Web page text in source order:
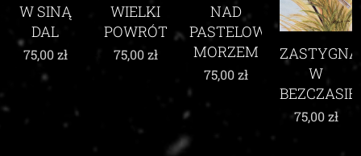
W SINĄ
DAL
75,00zł
WIELKI
POWRÓT
75,00zł
NAD
PASTELOWYM
MORZEM
75,00zł
W
BEZCZASIE
75,00zł